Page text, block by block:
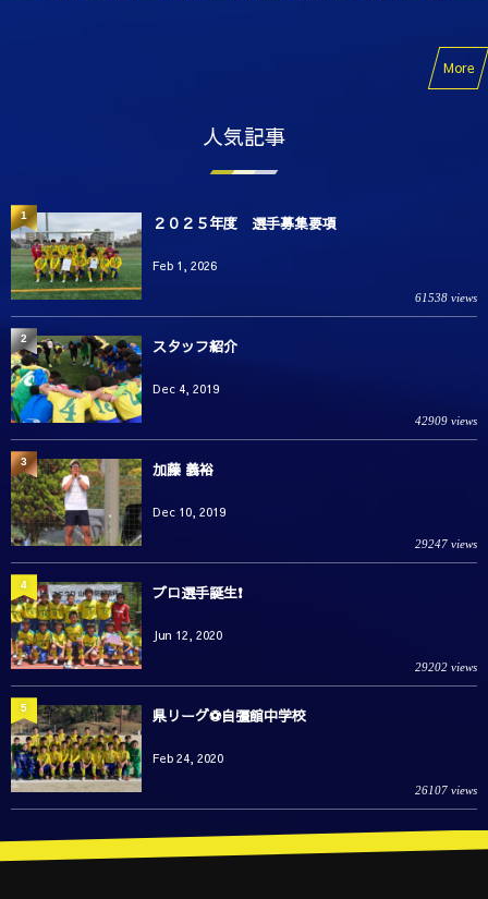
More
人気記事
２０２５年度 選手募集要項
Feb 1, 2026
61538 views
1
スタッフ紹介
Dec 4, 2019
42909 views
2
加藤 義裕
Dec 10, 2019
29247 views
3
プロ選手誕生❗️
Jun 12, 2020
29202 views
4
県リーグ⚽️自彊館中学校
Feb 24, 2020
26107 views
5